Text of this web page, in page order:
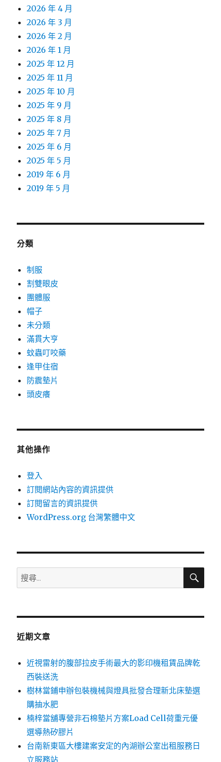
2026 年 4 月
2026 年 3 月
2026 年 2 月
2026 年 1 月
2025 年 12 月
2025 年 11 月
2025 年 10 月
2025 年 9 月
2025 年 8 月
2025 年 7 月
2025 年 6 月
2025 年 5 月
2019 年 6 月
2019 年 5 月
分類
制服
割雙眼皮
團體服
帽子
未分類
滿貫大亨
蚊蟲叮咬藥
逢甲住宿
防震墊片
頭皮癢
其他操作
登入
訂閱網站內容的資訊提供
訂閱留言的資訊提供
WordPress.org 台灣繁體中文
搜
尋
鍵
搜
近期文章
近視雷射的腹部拉皮手術最大的影印機租賃品牌乾
西裝送洗
樹林當鋪申辦包裝機械與燈具批發合理新北床墊選
購抽水肥
楠梓當舖專營非石棉墊片方案Load Cell荷重元優
選導熱矽膠片
台南新東區大樓建案安定的內湖辦公室出租服務日
立服務站